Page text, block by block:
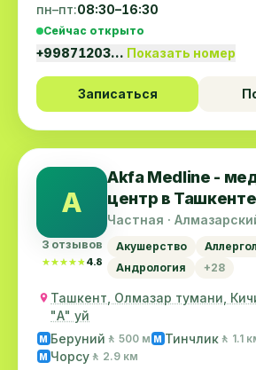
пн–пт:08:30–16:30
Сейчас открыто
+99871203… Показать номер
Записаться
A
3 отзывов
★★★★★
★★★★★ 4.8
Akfa Medline -
центр в Ташкенте
Частная ·
Акушерство
Андрология
+28
Ташкент, Олмазар тумани,
"А" уй
M Беруний 🚶 500 м M Тинчлик 🚶 1.1
M Чорсу 🚶 2.9 км